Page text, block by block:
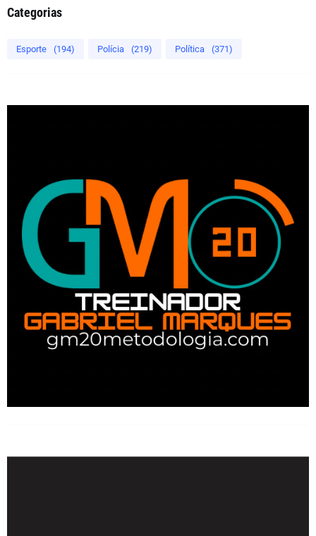
Categorias
Esporte (194) Polícia (219) Política (371)